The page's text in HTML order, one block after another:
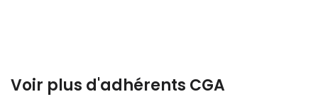
Voir plus d'adhérents CGA